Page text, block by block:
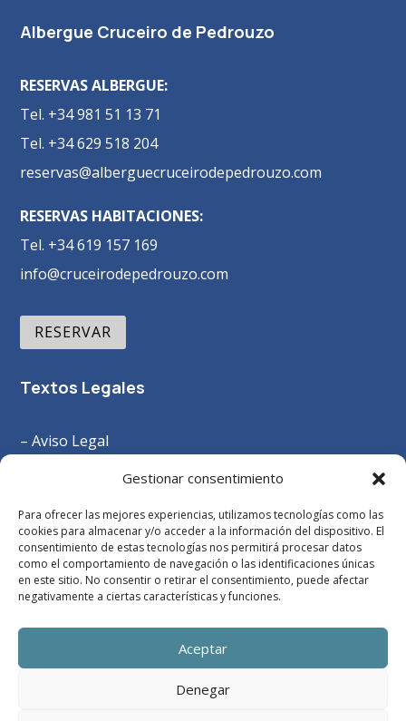
Gestionar consentimiento
Para ofrecer las mejores experiencias, utilizamos tecnologías como las
cookies para almacenar y/o acceder a la información del dispositivo. El
consentimiento de estas tecnologías nos permitirá procesar datos
como el comportamiento de navegación o las identificaciones únicas
en este sitio. No consentir o retirar el consentimiento, puede afectar
negativamente a ciertas características y funciones.
Aceptar
Denegar
Albergue Cruceiro de Pedrouzo
RESERVAS ALBERGUE:
Tel. +34 981 51 13 71
Tel. +34 629 518 204
reservas@alberguecruceirodepedrouzo.com
RESERVAS HABITACIONES:
Tel. +34 619 157 169
info@cruceirodepedrouzo.com
RESERVAR
Textos Legales
– Aviso Legal
Política Privacidad
– Términos y Condiciones